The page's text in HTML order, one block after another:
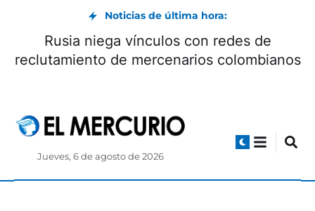
Noticias de última hora:
Rusia niega vínculos con redes de
reclutamiento de mercenarios colombianos
Jueves, 6 de agosto de 2026